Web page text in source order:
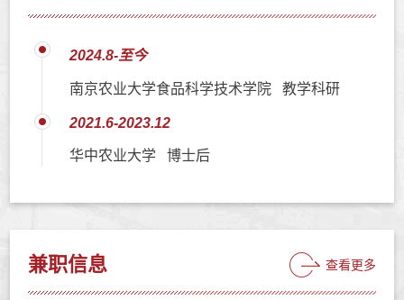
2024.8-至今
南京农业大学食品科学技术学院 教学科研
2021.6-2023.12
华中农业大学 博士后
兼职信息 查看更多